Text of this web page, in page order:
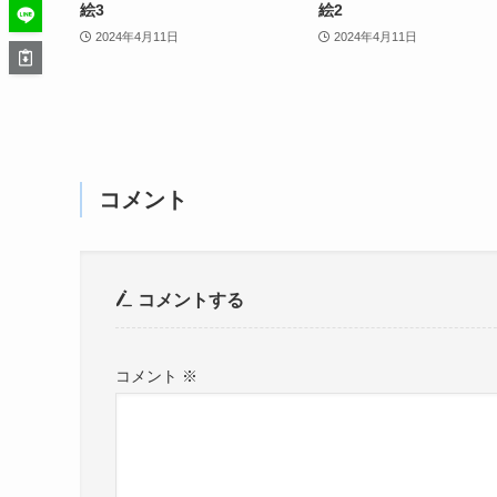
絵3
2024年4月11日
絵2
2024年4月11日
コメント
コメントする
コメント ※